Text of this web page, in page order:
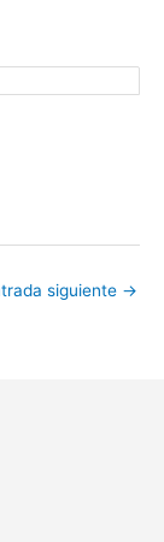
siguiente →